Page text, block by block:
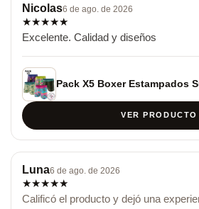
Nicolas6 de ago. de 2026
★★★★★
Excelente. Calidad y diseños
Pack X5 Boxer Estampados
VER PRODUCTO
Luna6 de ago. de 2026
★★★★★
Calificó el producto y dejó una